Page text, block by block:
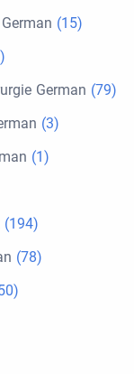
(15)
German (79)
(3)
(1)
(194)
(78)